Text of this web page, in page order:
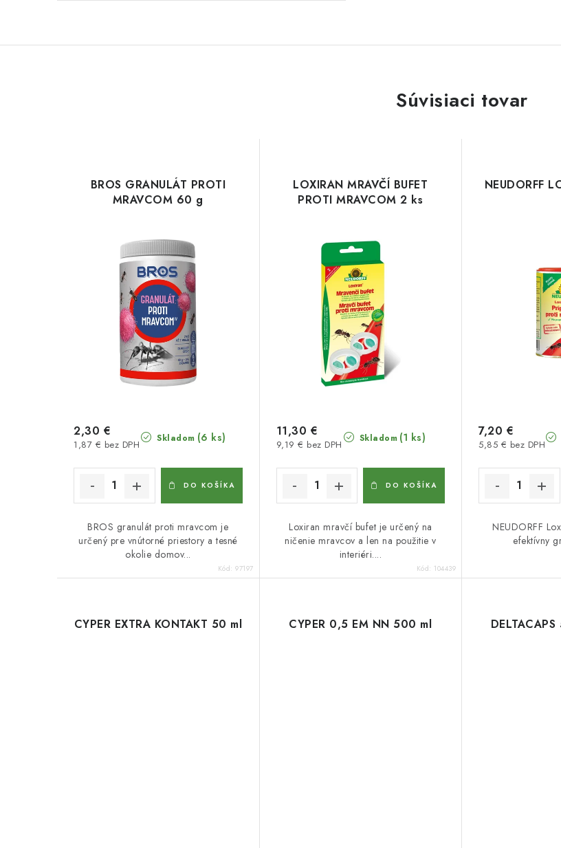
Súvisiaci tovar
BROS GRANULÁT PROTI
MRAVCOM 60 g
Skladom (6 ks)
1,87 € bez DPH
2,30 €
DO KOŠÍKA
BROS granulát proti mravcom je
určený pre vnútorné priestory a tesné
okolie domov...
Kód: 97197
LOXIRAN MRAVČÍ BUFET
PROTI MRAVCOM 2 ks
Skladom (1 ks)
9,19 € bez DPH
11,30 €
DO KOŠÍKA
Loxiran mravčí bufet je určený na
ničenie mravcov a len na použitie v
interiéri....
Kód: 104439
NEUDORFF
5,85 € bez DPH
7,20 €
NEUDORFF
efektívny
CYPER EXTRA KONTAKT 50 ml CYPER 0,5 EM NN 500 ml